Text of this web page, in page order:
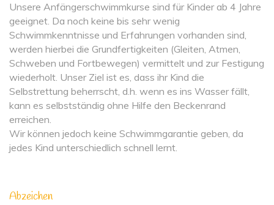
Unsere Anfängerschwimmkurse sind für Kinder ab 4 Jahre
geeignet. Da noch keine bis sehr wenig
Schwimmkenntnisse und Erfahrungen vorhanden sind,
werden hierbei die Grundfertigkeiten (Gleiten, Atmen,
Schweben und Fortbewegen) vermittelt und zur Festigung
wiederholt. Unser Ziel ist es, dass ihr Kind die
Selbstrettung beherrscht, d.h. wenn es ins Wasser fällt,
kann es selbstständig ohne Hilfe den Beckenrand
erreichen.
Wir können jedoch keine Schwimmgarantie geben, da
jedes Kind unterschiedlich schnell lernt.
Abzeichen